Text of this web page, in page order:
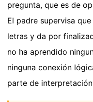
pregunta, que es de
El padre supervisa
letras y da por
no ha aprendido
ninguna conexión
parte de